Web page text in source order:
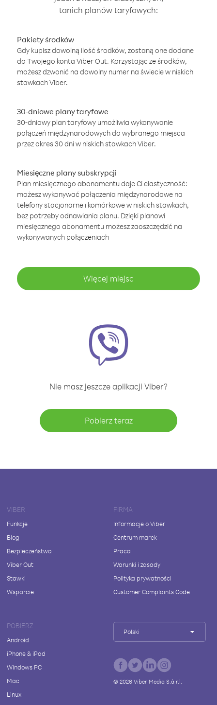
tanich planów taryfowych:
Pakiety środków
Gdy kupisz dowolną ilość środków, zostaną one dodane
do Twojego konta Viber Out. Korzystając ze środków,
możesz dzwonić na dowolny numer na świecie w niskich
stawkach Viber.
30-dniowe plany taryfowe
30-dniowy plan taryfowy umożliwia wykonywanie
połączeń międzynarodowych do wybranego miejsca
przez okres 30 dni w niskich stawkach Viber.
Miesięczne plany subskrypcji
Plan miesięcznego abonamentu daje Ci elastyczność:
możesz wykonywać połączenia międzynarodowe na
telefony stacjonarne i komórkowe w niskich stawkach,
bez potrzeby odnawiania planu. Dzięki planowi
miesięcznego abonamentu możesz zaoszczędzić na
wykonywanych połączeniach
Więcej miejsc
Nie masz jeszcze aplikacji Viber?
Pobierz teraz
VIBER
Funkcje
Blog
Bezpieczeństwo
Viber Out
Stawki
Wsparcie
FIRMA
Informacje o Viber
Centrum marek
Praca
Warunki i zasady
Polityka prywatności
Customer Complaints Code
POBIERZ
Android
iPhone & iPad
Windows PC
Mac
Linux
Polski
© 2026Viber Media S.à r.l.